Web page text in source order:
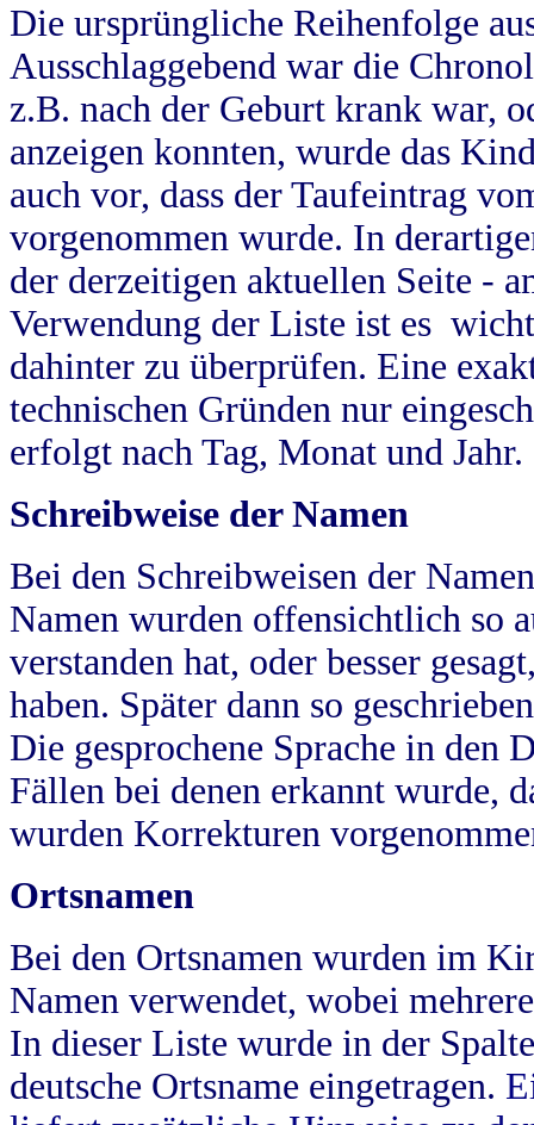
Die ursprüngliche Reihenfolge
Ausschlaggebend war die
z.B. nach der Geburt krank war,
anzeigen konnten, wurde das
auch vor, dass der Taufeintrag
vorgenommen wurde. In
der derzeitigen aktuellen Seite -
Verwendung der Liste ist es
dahinter zu überprüfen. Eine
technischen Gründen nur
erfolgt nach Tag, Monat und Jahr.
Schreibweise der Namen
Bei den Schreibweisen der
Namen wurden offensichtlich so
verstanden hat, oder besser
haben. Später dann so
Die gesprochene Sprache in
Fällen bei denen erkannt wurde,
wurden Korrekturen
Ortsnamen
Bei den Ortsnamen wurden im
Namen verwendet, wobei
In dieser Liste wurde in der
deutsche Ortsname eingetragen.